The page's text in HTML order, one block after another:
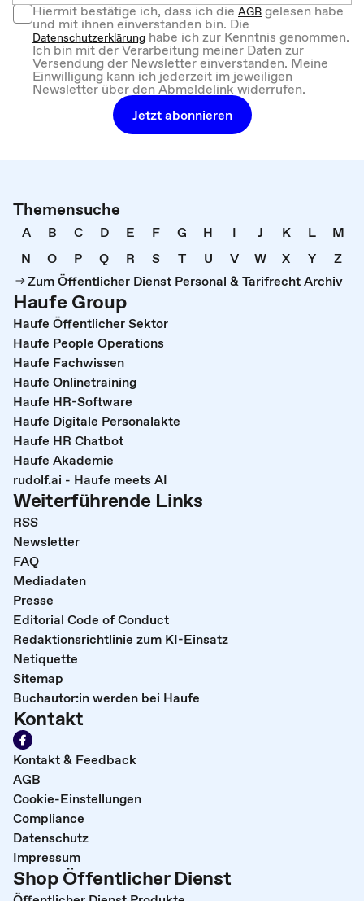
Hiermit bestätige ich, dass ich dieAGBgelesen habe
und mit ihnen einverstanden bin. Die
Datenschutzerklärung habe ich zur Kenntnis genommen.
Ich bin mit der Verarbeitung meiner Daten zur
Versendung der Newsletter einverstanden. Meine
Einwilligung kann ich jederzeit im jeweiligen
Newsletter über den Abmeldelink widerrufen.
Jetzt abonnieren
Themensuche
A B C D E F G H I J K L
M
N
O P Q R S T U V W X Y
Z
Zum Öffentlicher Dienst Personal & Tarifrecht Archiv
Haufe Group
Haufe Öffentlicher Sektor
Haufe People Operations
Haufe Fachwissen
Haufe Onlinetraining
Haufe HR-Software
Haufe Digitale Personalakte
Haufe HR Chatbot
Haufe Akademie
rudolf.ai - Haufe meets AI
Weiterführende Links
RSS
Newsletter
FAQ
Mediadaten
Presse
Editorial Code of Conduct
Redaktionsrichtlinie zum KI-Einsatz
Netiquette
Sitemap
Buchautor:in werden bei Haufe
Kontakt
Kontakt & Feedback
AGB
Cookie-Einstellungen
Compliance
Datenschutz
Impressum
Shop Öffentlicher Dienst